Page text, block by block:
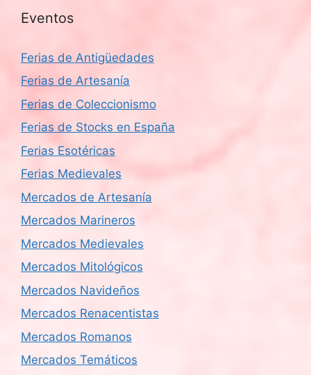
Eventos
Ferias de Antigüedades
Ferias de Artesanía
Ferias de Coleccionismo
Ferias de Stocks en España
Ferias Esotéricas
Ferias Medievales
Mercados de Artesanía
Mercados Marineros
Mercados Medievales
Mercados Mitológicos
Mercados Navideños
Mercados Renacentistas
Mercados Romanos
Mercados Temáticos